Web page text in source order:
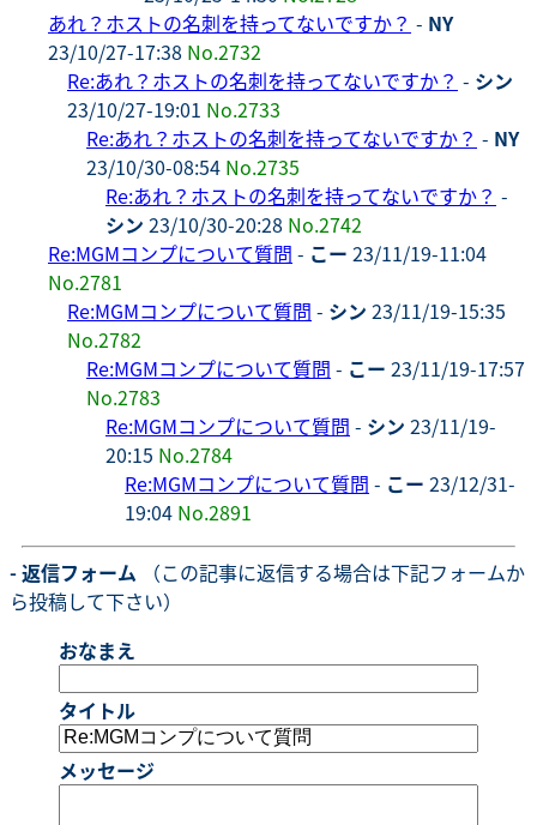
あれ？ホストの名刺を持ってないですか？ - NY
23/10/27-17:38 No.2732
Re:あれ？ホストの名刺を持ってないですか？ - シン
23/10/27-19:01 No.2733
Re:あれ？ホストの名刺を持ってないですか？ - NY
23/10/30-08:54 No.2735
Re:あれ？ホストの名刺を持ってないですか？ -
シン 23/10/30-20:28 No.2742
Re:MGMコンプについて質問 - こー 23/11/19-11:04
No.2781
Re:MGMコンプについて質問 - シン 23/11/19-15:35
No.2782
Re:MGMコンプについて質問 - こー 23/11/19-17:57
No.2783
Re:MGMコンプについて質問 - シン 23/11/19-
20:15 No.2784
Re:MGMコンプについて質問 - こー 23/12/31-
19:04 No.2891
- 返信フォーム （この記事に返信する場合は下記フォームか
ら投稿して下さい）
おなまえ
タイトル
メッセージ